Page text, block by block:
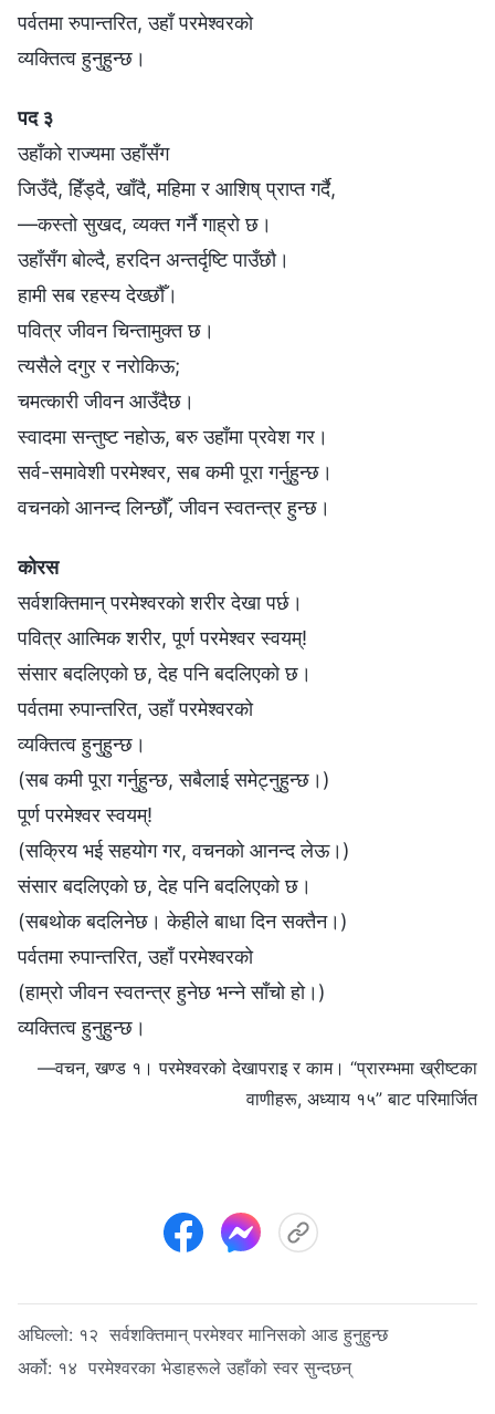
पर्वतमा रुपान्तरित, उहाँ परमेश्‍वरको
व्यक्तित्व हुनुहुन्छ।
पद ३
उहाँको राज्यमा उहाँसँग
जिउँदै, हिँड्दै, खाँदै, महिमा र आशिष् प्राप्त गर्दै,
—कस्तो सुखद, व्यक्त गर्नै गाह्रो छ।
उहाँसँग बोल्दै, हरदिन अन्तर्दृष्टि पाउँछौ।
हामी सब रहस्य देख्छौँ।
पवित्र जीवन चिन्तामुक्त छ।
त्यसैले दगुर र नरोकिऊ;
चमत्कारी जीवन आउँदैछ।
स्वादमा सन्तुष्ट नहोऊ, बरु उहाँमा प्रवेश गर।
सर्व-समावेशी परमेश्‍वर, सब कमी पूरा गर्नुहुन्छ।
वचनको आनन्द लिन्छौँ, जीवन स्वतन्त्र हुन्छ।
कोरस
सर्वशक्तिमान् परमेश्‍वरको शरीर देखा पर्छ।
पवित्र आत्मिक शरीर, पूर्ण परमेश्‍वर स्वयम्!
संसार बदलिएको छ, देह पनि बदलिएको छ।
पर्वतमा रुपान्तरित, उहाँ परमेश्‍वरको
व्यक्तित्व हुनुहुन्छ।
(सब कमी पूरा गर्नुहुन्छ, सबैलाई समेट्नुहुन्छ।)
पूर्ण परमेश्‍वर स्वयम्!
(सक्रिय भई सहयोग गर, वचनको आनन्द लेऊ।)
संसार बदलिएको छ, देह पनि बदलिएको छ।
(सबथोक बदलिनेछ। केहीले बाधा दिन सक्तैन।)
पर्वतमा रुपान्तरित, उहाँ परमेश्‍वरको
(हाम्रो जीवन स्वतन्त्र हुनेछ भन्ने साँचो हो।)
व्यक्तित्व हुनुहुन्छ।
—वचन, खण्ड १। परमेश्‍वरको देखापराइ र काम। “प्रारम्‍भमा ख्रीष्‍टका
वाणीहरू, अध्याय १५” बाट परिमार्जित
अघिल्लो: १२ सर्वशक्तिमान् परमेश्‍वर मानिसको आड हुनुहुन्छ
अर्को: १४ परमेश्‍वरका भेडाहरूले उहाँको स्वर सुन्दछन्